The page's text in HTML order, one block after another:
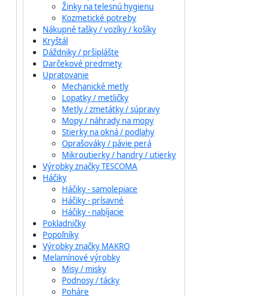
Žinky na telesnú hygienu
Kozmetické potreby
Nákupné tašky / vozíky / košíky
Kryštál
Dáždniky / pršiplášte
Darčekové predmety
Upratovanie
Mechanické metly
Lopatky / metličky
Metly / zmetátky / súpravy
Mopy / náhrady na mopy
Stierky na okná / podlahy
Oprašováky / pávie perá
Mikroutierky / handry / utierky
Výrobky značky TESCOMA
Háčiky
Háčiky - samolepiace
Háčiky - prísavné
Háčiky - nabíjacie
Pokladničky
Popoľníky
Výrobky značky MAKRO
Melamínové výrobky
Misy / misky
Podnosy / tácky
Poháre